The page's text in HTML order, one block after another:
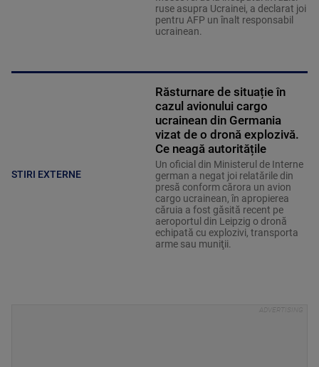
ruse asupra Ucrainei, a declarat joi
pentru AFP un înalt responsabil
ucrainean.
STIRI EXTERNE
Răsturnare de situație în
cazul avionului cargo
ucrainean din Germania
vizat de o dronă explozivă.
Ce neagă autoritățile
Un oficial din Ministerul de Interne
german a negat joi relatările din
presă conform cărora un avion
cargo ucrainean, în apropierea
căruia a fost găsită recent pe
aeroportul din Leipzig o dronă
echipată cu explozivi, transporta
arme sau muniţii.